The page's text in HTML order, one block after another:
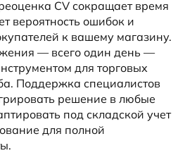
CV сокращает время
вероятность ошибок и
к вашему магазину.
— всего один день —
для торговых
Поддержка специалистов
решение в любые
под складской учет
для полной